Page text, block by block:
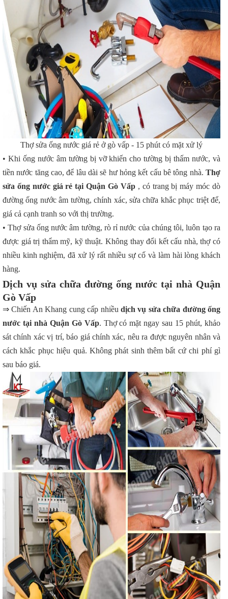
Thợ sửa ống nước giá rẻ ở gò vấp - 15 phút có mặt xử lý
• Khi ống nước âm tường bị vỡ khiến cho tường bị thấm nước, và
tiền nước tăng cao, để lâu dài sẽ hư hỏng kết cấu bê tông nhà. Thợ
sửa ống nước giá rẻ tại Quận Gò Vấp, có trang bị máy móc dò
đường ống nước âm tường, chính xác, sửa chữa khắc phục triệt để,
giá cả cạnh tranh so với thị trường.
• Thợ sửa ống nước âm tường, rò rỉ nước của chúng tôi, luôn tạo ra
được giá trị thẩm mỹ, kỹ thuật. Không thay đổi kết cấu nhà, thợ có
nhiều kinh nghiệm, đã xử lý rất nhiều sự cố và làm hài lòng khách
hàng.
Dịch vụ sửa chữa đường ống nước tại nhà Quận
Gò Vấp
⇒ Chiến An Khang cung cấp nhiều dịch vụ sửa chữa đường ống
nước tại nhà Quận Gò Vấp. Thợ có mặt ngay sau 15 phút, khảo
sát chính xác vị trí, báo giá chính xác, nêu ra được nguyên nhân và
cách khắc phục hiệu quả. Không phát sinh thêm bất cứ chi phí gì
sau báo giá.